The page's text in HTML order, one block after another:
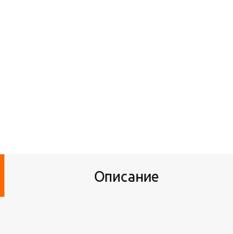
Описание